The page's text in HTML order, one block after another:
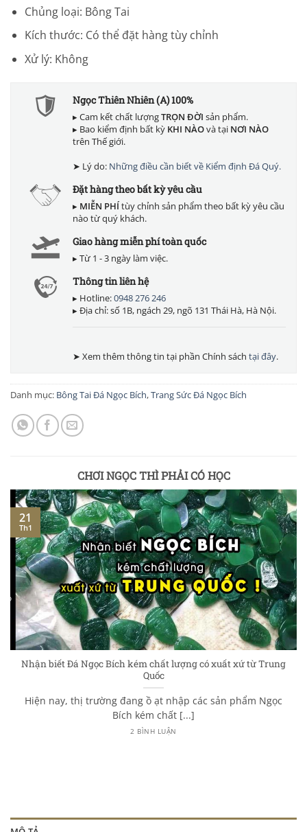
Chủng loại: Bông Tai
Kích thước: Có thể đặt hàng tùy chỉnh
Xử lý: Không
Ngọc Thiên Nhiên (A) 100%
▸ Cam kết chất lượngTRỌN ĐỜI sản phẩm.
▸ Bao kiểm định bất kỳ KHI NÀOvà tại NƠI NÀO
trên Thế giới.
➤ Lý do: Những điều cần biết về Kiểm định Đá Quý.
Đặt hàng theo bất kỳ yêu cầu
▸ MIỄN PHÍtùy chỉnh sản phẩm theo bất kỳ yêu cầu
nào từ quý khách.
Giao hàng miễn phí toàn quốc
▸ Từ 1 - 3 ngày làm việc.
Thông tin liên hệ
▸ Hotline:0948 276 246
▸ Địa chỉ: số 1B, ngách 29, ngõ 131 Thái Hà, Hà Nội.
➤ Xem thêm thông tin tại phần Chính sách tại đây.
Danh mục: Bông Tai Đá Ngọc Bích,Trang Sức Đá Ngọc Bích
CHƠI NGỌC THÌ PHẢI CÓ HỌC
Nhận biết Đá Ngọc Bích kém chất lượng có xuất xứ từ Trung
Quốc
Hiện nay, thị trường đang ồ ạt nhập các sản phẩm Ngọc
Bích kém chất [...]
2 BÌNH LUẬN
21
Th1